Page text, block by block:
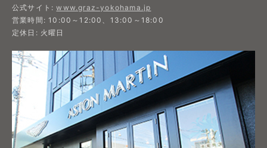
公式サイト:www.graz-yokohama.jp
営業時間: 10:00～12:00、13:00～18:00
定休日: 火曜日